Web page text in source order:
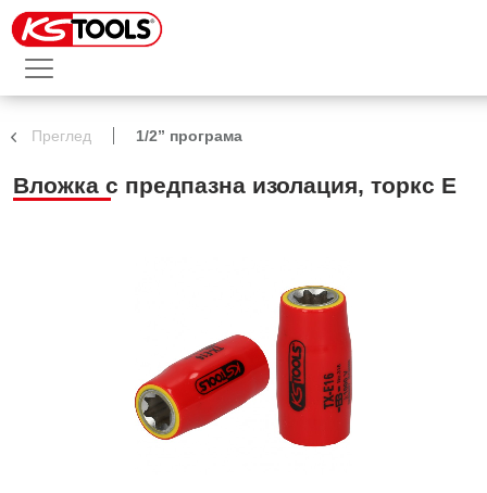
Преглед 1/2” програма
Вложка с предпазна изолация, торкс Е